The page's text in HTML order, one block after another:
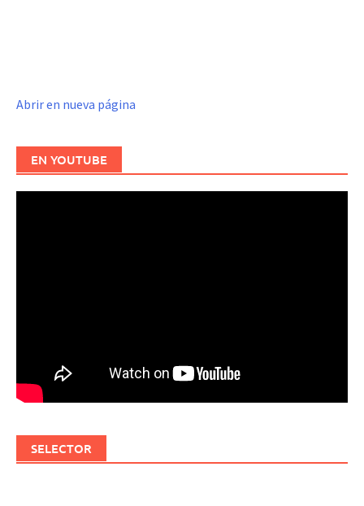
Abrir en nueva página
EN YOUTUBE
SELECTOR